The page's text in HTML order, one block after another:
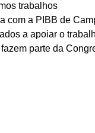
trabalhos
com a PIBB de
a apoiar o
parte da